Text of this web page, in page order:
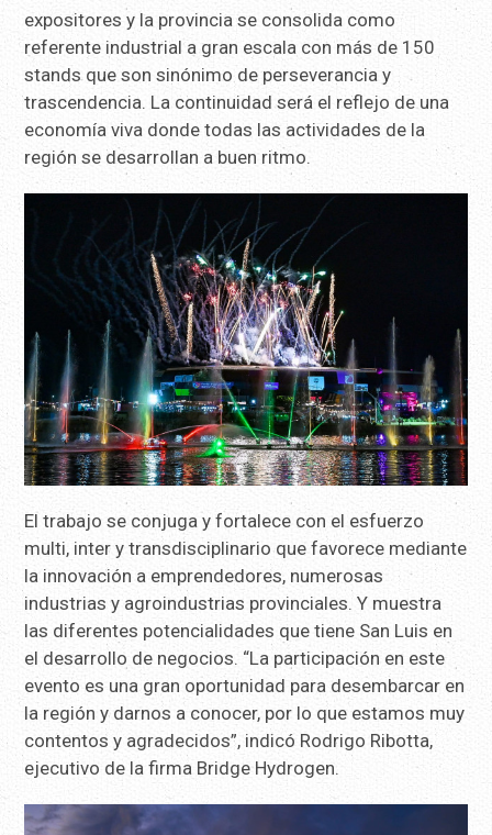
expositores y la provincia se consolida como
referente industrial a gran escala con más de 150
stands que son sinónimo de perseverancia y
trascendencia. La continuidad será el reflejo de una
economía viva donde todas las actividades de la
región se desarrollan a buen ritmo.
El trabajo se conjuga y fortalece con el esfuerzo
multi, inter y transdisciplinario que favorece mediante
la innovación a emprendedores, numerosas
industrias y agroindustrias provinciales. Y muestra
las diferentes potencialidades que tiene San Luis en
el desarrollo de negocios. “La participación en este
evento es una gran oportunidad para desembarcar en
la región y darnos a conocer, por lo que estamos muy
contentos y agradecidos”, indicó Rodrigo Ribotta,
ejecutivo de la firma Bridge Hydrogen.